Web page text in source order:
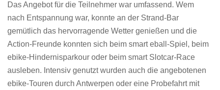
Das Angebot für die Teilnehmer war umfassend. Wem
nach Entspannung war, konnte an der Strand-Bar
gemütlich das hervorragende Wetter genießen und die
Action-Freunde konnten sich beim smart eball-Spiel, beim
ebike-Hindernisparkour oder beim smart Slotcar-Race
ausleben. Intensiv genutzt wurden auch die angebotenen
ebike-Touren durch Antwerpen oder eine Probefahrt mit